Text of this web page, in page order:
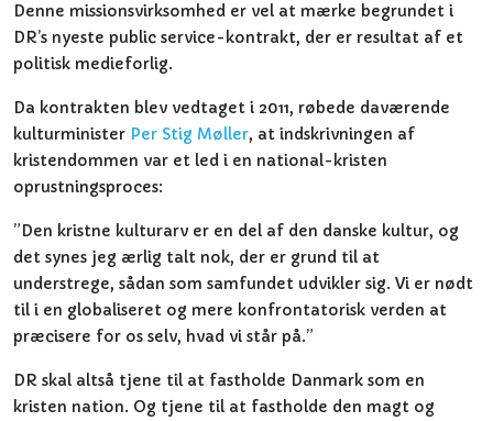
Denne missionsvirksomhed er vel at mærke begrundet i
DR’s nyeste public service-kontrakt, der er resultat af et
politisk medieforlig.
Da kontrakten blev vedtaget i 2011, røbede daværende
kulturminister Per Stig Møller, at indskrivningen af
kristendommen var et led i en national-kristen
oprustningsproces:
”Den kristne kulturarv er en del af den danske kultur, og
det synes jeg ærlig talt nok, der er grund til at
understrege, sådan som samfundet udvikler sig. Vi er nødt
til i en globaliseret og mere konfrontatorisk verden at
præcisere for os selv, hvad vi står på.”
DR skal altså tjene til at fastholde Danmark som en
kristen nation. Og tjene til at fastholde den magt og